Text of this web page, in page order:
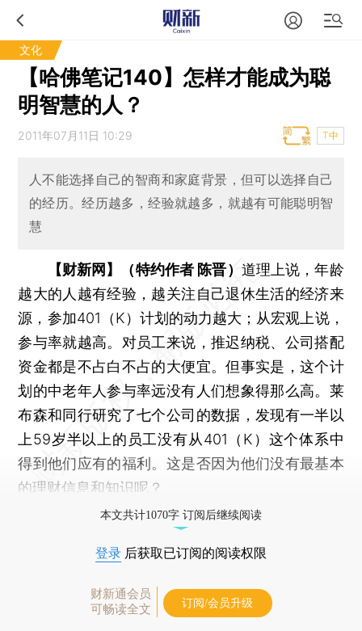
文化
【哈佛笔记140】怎样才能成为聪
明智慧的人？
2011年07月11日 10:29 T中
人不能选择自己的智商和家庭背景，但可以选择自己
的经历。经历越多，经验就越多，就越有可能聪明智
慧
【财新网】（特约作者 陈晋） 道理上说，年龄
越大的人越有经验，越关注自己退休生活的经济来
源，参加401（K）计划的动力越大；从宏观上说，
参与率就越高。对员工来说，推迟纳税、公司搭配
资金都是不占白不占的大便宜。但事实是，这个计
划的中老年人参与率远没有人们想象得那么高。莱
布森和同行研究了七个公司的数据，发现有一半以
上59岁半以上的员工没有从401（K）这个体系中
得到他们应有的福利。这是否因为他们没有最基本
的理财信息和知识呢？
本文共计1070字 订阅后继续阅读
登录 后获取已订阅的阅读权限
财新通会员
可畅读全文
订阅/会员升级